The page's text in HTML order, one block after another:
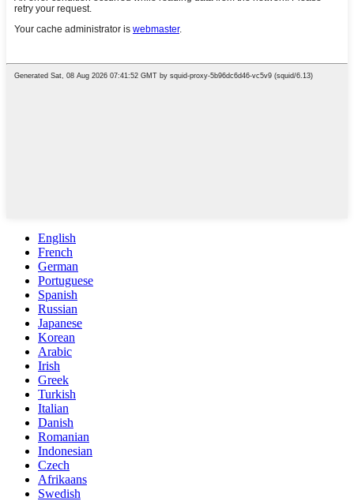
English
French
German
Portuguese
Spanish
Russian
Japanese
Korean
Arabic
Irish
Greek
Turkish
Italian
Danish
Romanian
Indonesian
Czech
Afrikaans
Swedish